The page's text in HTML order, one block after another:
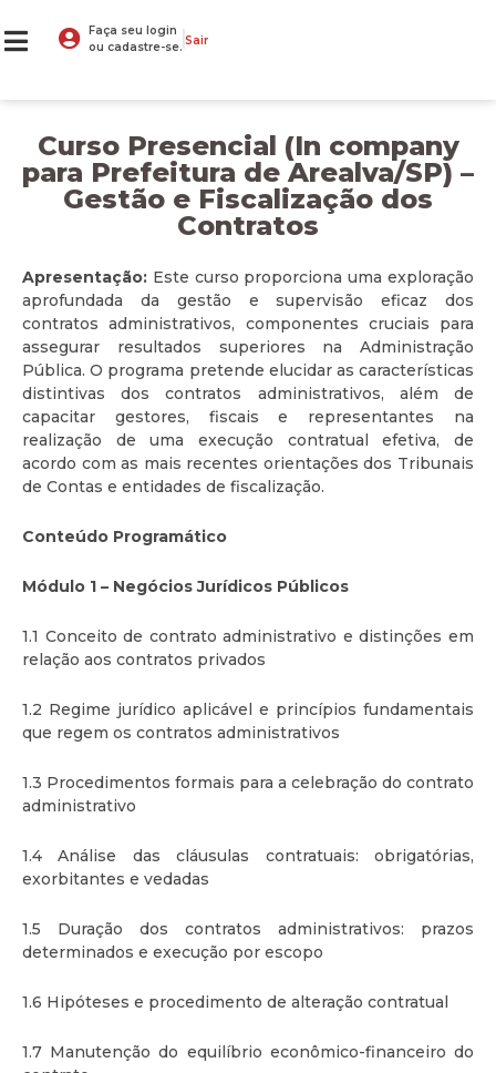
Faça seu login
ou cadastre-se. Sair
Curso Presencial (In company
para Prefeitura de Arealva/SP) –
Gestão e Fiscalização dos
Contratos
Apresentação: Este curso proporciona uma exploração
aprofundada da gestão e supervisão eficaz dos
contratos administrativos, componentes cruciais para
assegurar resultados superiores na Administração
Pública. O programa pretende elucidar as características
distintivas dos contratos administrativos, além de
capacitar gestores, fiscais e representantes na
realização de uma execução contratual efetiva, de
acordo com as mais recentes orientações dos Tribunais
de Contas e entidades de fiscalização.
Conteúdo Programático
Módulo 1 – Negócios Jurídicos Públicos
1.1 Conceito de contrato administrativo e distinções em
relação aos contratos privados
1.2 Regime jurídico aplicável e princípios fundamentais
que regem os contratos administrativos
1.3 Procedimentos formais para a celebração do contrato
administrativo
1.4 Análise das cláusulas contratuais: obrigatórias,
exorbitantes e vedadas
1.5 Duração dos contratos administrativos: prazos
determinados e execução por escopo
1.6 Hipóteses e procedimento de alteração contratual
1.7 Manutenção do equilíbrio econômico-financeiro do